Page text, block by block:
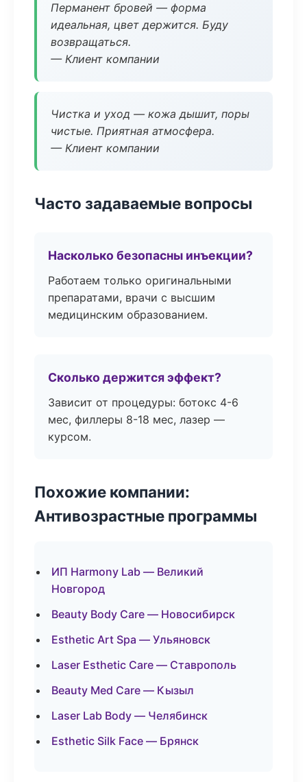
Перманент бровей — форма
идеальная, цвет держится. Буду
возвращаться.
— Клиент компании
Чистка и уход — кожа дышит, поры
чистые. Приятная атмосфера.
— Клиент компании
Часто задаваемые вопросы
Насколько безопасны инъекции?
Работаем только оригинальными
препаратами, врачи с высшим
медицинским образованием.
Сколько держится эффект?
Зависит от процедуры: ботокс 4-6
мес, филлеры 8-18 мес, лазер —
курсом.
Похожие компании:
Антивозрастные программы
ИП Harmony Lab — Великий
Новгород
Beauty Body Care — Новосибирск
Esthetic Art Spa — Ульяновск
Laser Esthetic Care — Ставрополь
Beauty Med Care — Кызыл
Laser Lab Body — Челябинск
Esthetic Silk Face — Брянск